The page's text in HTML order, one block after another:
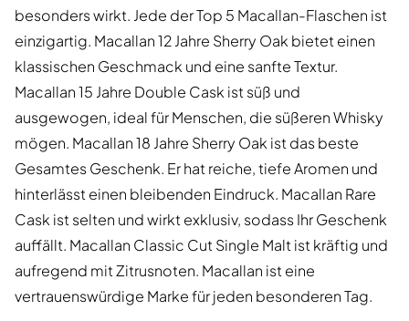
besonders wirkt. Jede der Top 5 Macallan-Flaschen ist
einzigartig. Macallan 12 Jahre Sherry Oak bietet einen
klassischen Geschmack und eine sanfte Textur.
Macallan 15 Jahre Double Cask ist süß und
ausgewogen, ideal für Menschen, die süßeren Whisky
mögen. Macallan 18 Jahre Sherry Oak ist das beste
Gesamtes Geschenk. Er hat reiche, tiefe Aromen und
hinterlässt einen bleibenden Eindruck. Macallan Rare
Cask ist selten und wirkt exklusiv, sodass Ihr Geschenk
auffällt. Macallan Classic Cut Single Malt ist kräftig und
aufregend mit Zitrusnoten. Macallan ist eine
vertrauenswürdige Marke für jeden besonderen Tag.